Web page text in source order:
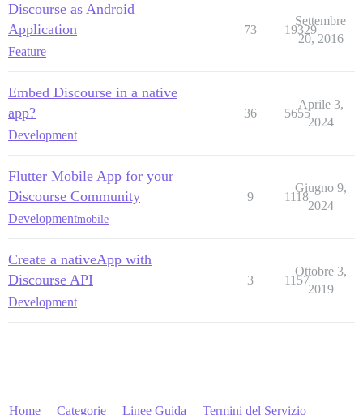
Discourse as Android
Application
Feature
73 19329
Settembre
20, 2016
Embed Discourse in a native
app?
Development
36 5655
Aprile 3,
2024
Flutter Mobile App for your
Discourse Community
Developmentmobile
9 1118
Giugno 9,
2024
Create a nativeApp with
Discourse API
Development
3 1157
Ottobre 3,
2019
Home Categorie Linee Guida Termini del Servizio